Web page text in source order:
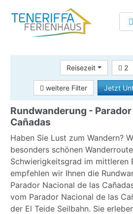
Reisezeit 2
weitere Filter Jetzt
Rundwanderung -
Cañadas
Haben Sie Lust zum Wandern?
besonders schönen
Schwierigkeitsgrad im mittleren
empfehlen wir Ihnen die
Parador Nacional de las
vom Parador Nacional de las
der El Teide Seilbahn. Sie